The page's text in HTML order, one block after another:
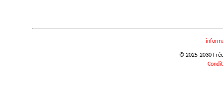
© 2025-2030